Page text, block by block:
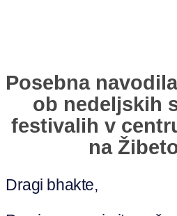
Posebna
ob nedeljskih
festivalih v
na
Dragi bhakte,